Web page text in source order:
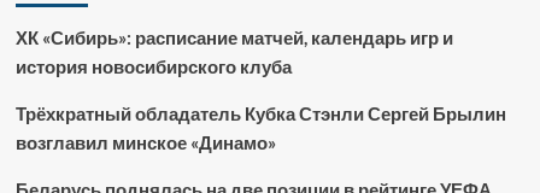
ХК «Сибирь»: расписание матчей, календарь игр и
история новосибирского клуба
Трёхкратный обладатель Кубка Стэнли Сергей Брылин
возглавил минское «Динамо»